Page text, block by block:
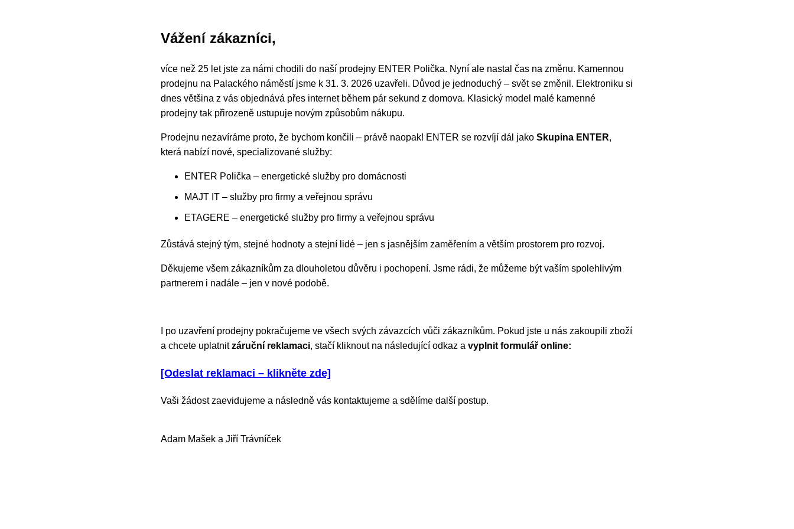
Vážení zákazníci,
více než 25 let jste za námi chodili do naší prodejny ENTER Polička. Nyní ale nastal čas na změnu. Kamennou
prodejnu na Palackého náměstí jsme k 31. 3. 2026 uzavřeli. Důvod je jednoduchý – svět se změnil. Elektroniku si
dnes většina z vás objednává přes internet během pár sekund z domova. Klasický model malé kamenné
prodejny tak přirozeně ustupuje novým způsobům nákupu.
Prodejnu nezavíráme proto, že bychom končili – právě naopak! ENTER se rozvíjí dál jako Skupina ENTER,
která nabízí nové, specializované služby:
ENTER Polička – energetické služby pro domácnosti
MAJT IT – služby pro firmy a veřejnou správu
ETAGERE – energetické služby pro firmy a veřejnou správu
Zůstává stejný tým, stejné hodnoty a stejní lidé – jen s jasnějším zaměřením a větším prostorem pro rozvoj.
Děkujeme všem zákazníkům za dlouholetou důvěru i pochopení. Jsme rádi, že můžeme být vaším spolehlivým
partnerem i nadále – jen v nové podobě.
I po uzavření prodejny pokračujeme ve všech svých závazcích vůči zákazníkům. Pokud jste u nás zakoupili zboží
a chcete uplatnitzáruční reklamaci, stačí kliknout na následující odkaz a vyplnit formulář online:
[Odeslat reklamaci – klikněte zde]
Vaši žádost zaevidujeme a následně vás kontaktujeme a sdělíme další postup.
Adam Mašek a Jiří Trávníček